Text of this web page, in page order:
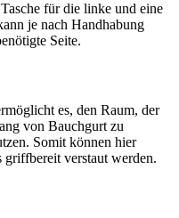
für die linke und eine
je nach Handhabung
Seite.
es, den Raum, der
von Bauchgurt zu
Somit können hier
verstaut werden.